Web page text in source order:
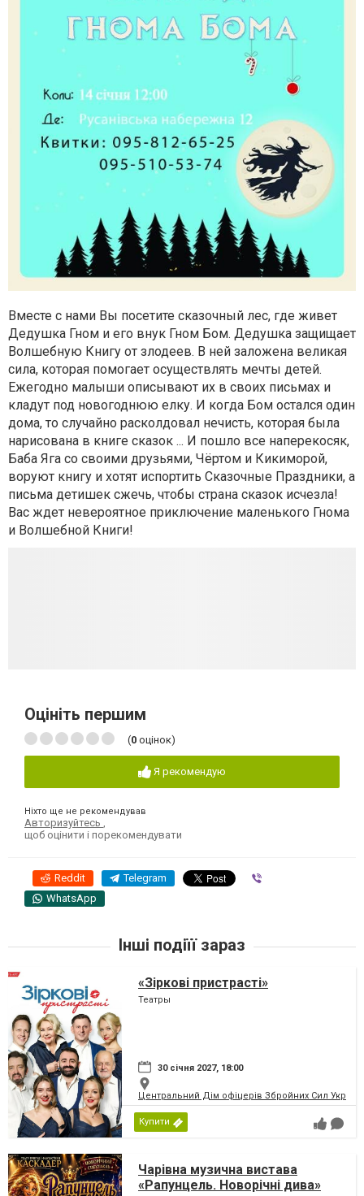
Вместе с нами Вы посетите сказочный лес, где живет
Дедушка Гном и его внук Гном Бом. Дедушка защищает
Волшебную Книгу от злодеев. В ней заложена великая
сила, которая помогает осуществлять мечты детей.
Ежегодно малыши описывают их в своих письмах и
кладут под новогоднюю елку. И когда Бом остался один
дома, то случайно расколдовал нечисть, которая была
нарисована в книге сказок ... И пошло все наперекосяк,
Баба Яга со своими друзьями, Чёртом и Кикиморой,
воруют книгу и хотят испортить Сказочные Праздники, а
письма детишек сжечь, чтобы страна сказок исчезла!
Вас ждет невероятное приключение маленького Гнома
и Волшебной Книги!
Оцініть першим
(0 оцінок)
Я рекомендую
Ніхто ще не рекомендував
Авторизуйтесь ,
щоб оцінити і порекомендувати
Reddit Telegram
WhatsApp
Інші подіїї зараз
«Зіркові пристрасті»
Театры
30 січня 2027, 18:00
Центральний Дім офіцерів Збройних Сил
Купити
Чарівна музична вистава
«Рапунцель. Новорічні дива»